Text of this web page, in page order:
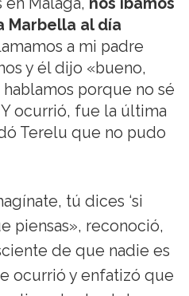
Málaga, nos íbamos
Marbella al día
a mi padre
y él dijo «bueno,
hablamos porque no sé
ocurrió, fue la última
Terelu que no pudo
tú dices ‘si
piensas», reconoció,
de que nadie es
ocurrió y enfatizó que